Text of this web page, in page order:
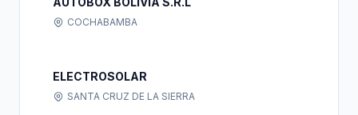
COCHABAMBA
ELECTROSOLAR
SANTA CRUZ DE LA SIERRA